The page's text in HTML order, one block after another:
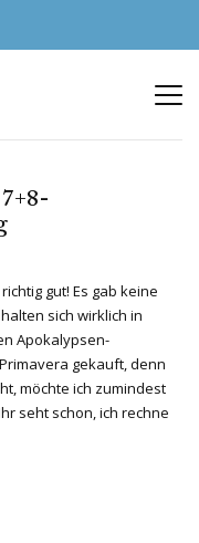
gut! Es gab keine
sich wirklich in
Apokalypsen-
gekauft, denn
möchte ich zumindest
seht schon, ich rechne